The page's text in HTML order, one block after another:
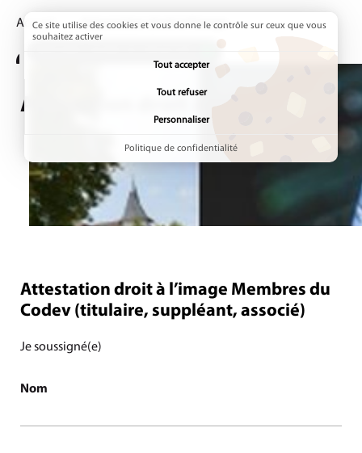
Accueil Page active :
Attestation droit à l’image
Attestation droit à l’image
Étape1/1
Attestation droit à l’image Membres du
Codev (titulaire, suppléant, associé)
Je soussigné(e)
Nom
Ce site utilise des cookies et vous donne le contrôle sur ceux que vous
souhaitez activer
Tout accepter
Tout refuser
Personnaliser
Politique de confidentialité